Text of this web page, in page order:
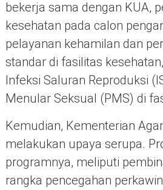
bekerja sama dengan KUA,
kesehatan pada calon
pelayanan kehamilan dan
standar di fasilitas
Infeksi Saluran Reproduksi
Menular Seksual (PMS) di
Kemudian, Kementerian
melakukan upaya serupa.
programnya, meliputi
rangka pencegahan